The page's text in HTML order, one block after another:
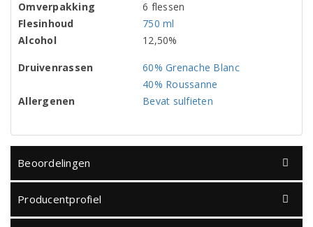
Omverpakking
6 flessen
Flesinhoud
750 ml
Alcohol
12,50%
Druivenrassen
60% Grenache Blanc
40% Roussanne
Allergenen
Bevat sulfieten
Beoordelingen
Producentprofiel